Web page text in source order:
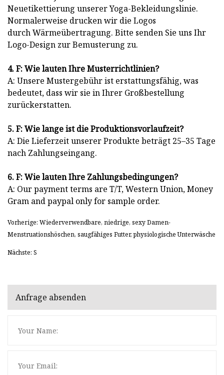
Neuetikettierung unserer Yoga-Bekleidungslinie.
Normalerweise drucken wir die Logos
durch Wärmeübertragung. Bitte senden Sie uns Ihr
Logo-Design zur Bemusterung zu.
4. F: Wie lauten Ihre Musterrichtlinien?
A: Unsere Mustergebühr ist erstattungsfähig, was
bedeutet, dass wir sie in Ihrer Großbestellung
zurückerstatten.
5. F: Wie lange ist die Produktionsvorlaufzeit?
A: Die Lieferzeit unserer Produkte beträgt 25–35 Tage
nach Zahlungseingang.
6. F: Wie lauten Ihre Zahlungsbedingungen?
A: Our payment terms are T/T, Western Union, Money
Gram and paypal only for sample order.
Vorherige: Wiederverwendbare, niedrige, sexy Damen-
Menstruationshöschen, saugfähiges Futter, physiologische Unterwäsche
Nächste: S
Anfrage absenden